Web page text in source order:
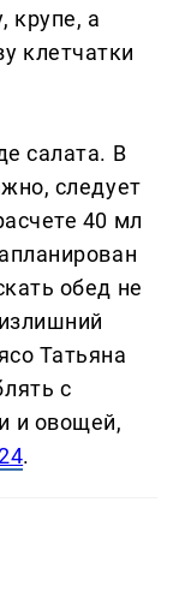
крупе, а
клетчатки
салата. В
следует
40 мл
обед не
Татьяна
с
и овощей,
.